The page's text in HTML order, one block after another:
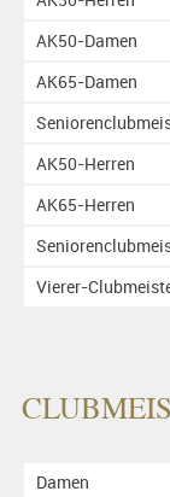
AK50-Damen
AK65-Damen
AK50-Herren
AK65-Herren
Vierer-
Damen